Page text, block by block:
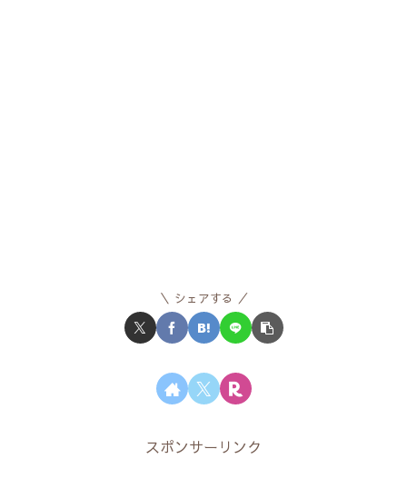
シェアする
スポンサーリンク